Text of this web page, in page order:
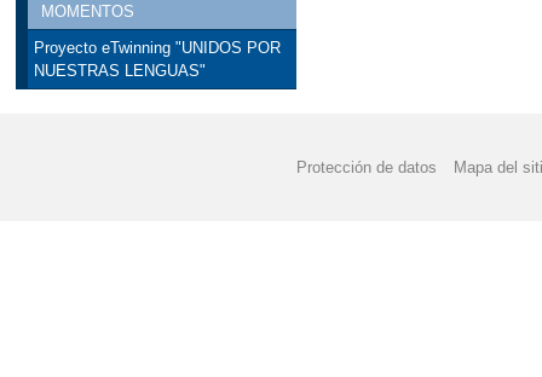
MOMENTOS
Proyecto eTwinning "UNIDOS POR
NUESTRAS LENGUAS"
Protección de datos Mapa del